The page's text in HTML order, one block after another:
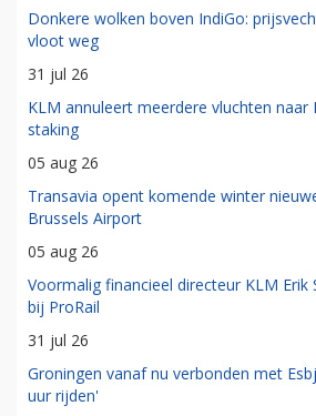
Donkere wolken boven IndiGo:
vloot weg
31 jul 26
KLM annuleert meerdere vluchten
staking
05 aug 26
Transavia opent komende winter
Brussels Airport
05 aug 26
Voormalig financieel directeur KLM Erik
bij ProRail
31 jul 26
Groningen vanaf nu verbonden met
uur rijden'